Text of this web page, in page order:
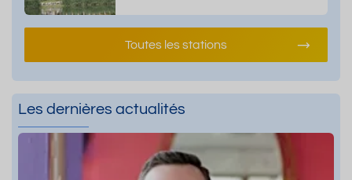
Toutes les stations
Les dernières actualités